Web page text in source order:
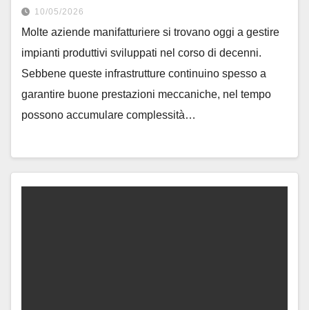
10/05/2026
Molte aziende manifatturiere si trovano oggi a gestire
impianti produttivi sviluppati nel corso di decenni.
Sebbene queste infrastrutture continuino spesso a
garantire buone prestazioni meccaniche, nel tempo
possono accumulare complessità…